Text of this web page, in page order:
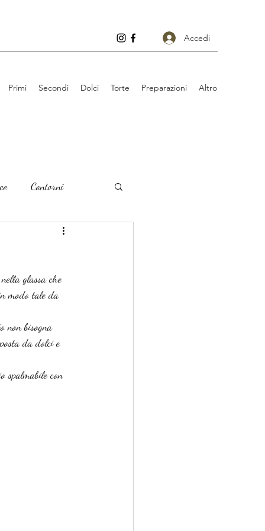
Accedi
Primi Secondi Dolci Torte Preparazioni Altro
Contorni
glassa che
modo tale da
non bisogna
da dolci e
spalmabile con